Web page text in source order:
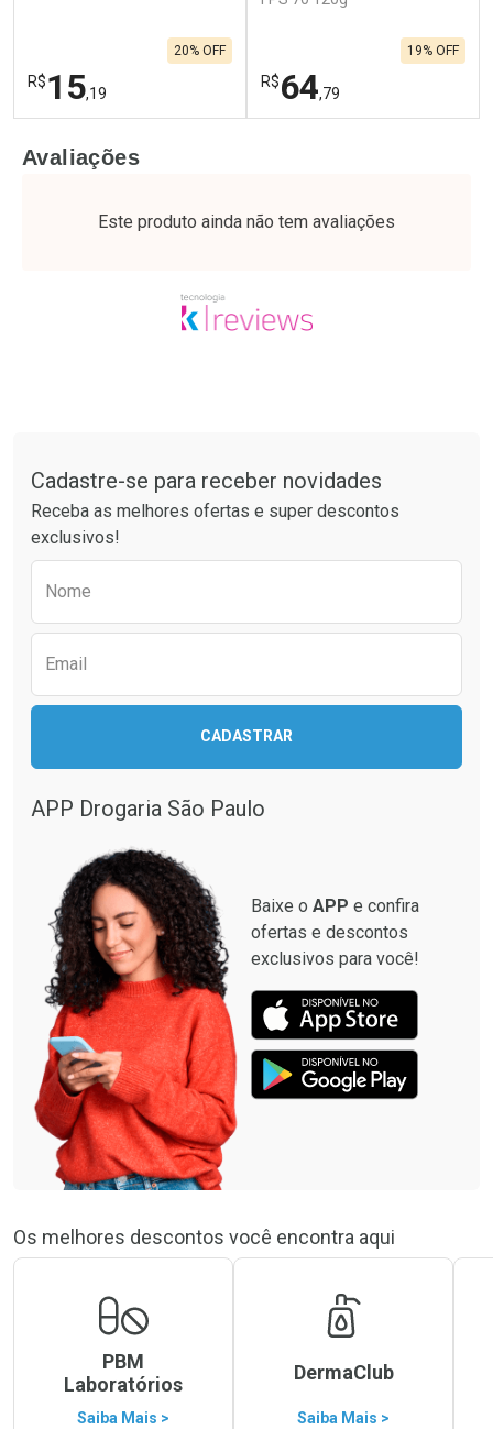
R$15,19
20% OFF
Laboratório
Ativar Desconto
Comprar sem Desconto
Por Menos
Comprar sem Desconto
Por R$ 15,19/cada
R$64,79
19% OFF
Laboratório
Ativar Desconto
Comprar sem Desconto
Por Menos
Comprar sem Desconto
Avaliações
Este produto ainda não tem avaliações
Cadastre-se para receber novidades
Receba as melhores ofertas e super descontos
exclusivos!
Nome
Email
CADASTRAR
APP Drogaria São Paulo
Baixe o APP e confira
ofertas e descontos
exclusivos para você!
Os melhores descontos você encontra aqui
PBM
Laboratórios
Saiba Mais >
DermaClub
Saiba Mais >